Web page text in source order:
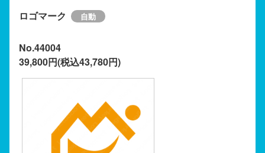
ロゴマーク
No.44004
39,800円(税込43,780円)